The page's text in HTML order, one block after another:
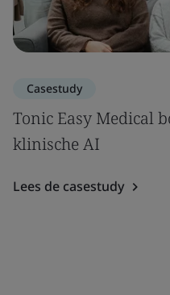
Casestudy
Tonic Easy Medical
klinische AI
Lees de casestudy